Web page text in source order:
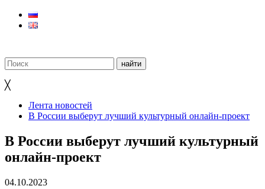
╳
Лента новостей
В России выберут лучший культурный онлайн-проект
В России выберут лучший культурный
онлайн-проект
04.10.2023